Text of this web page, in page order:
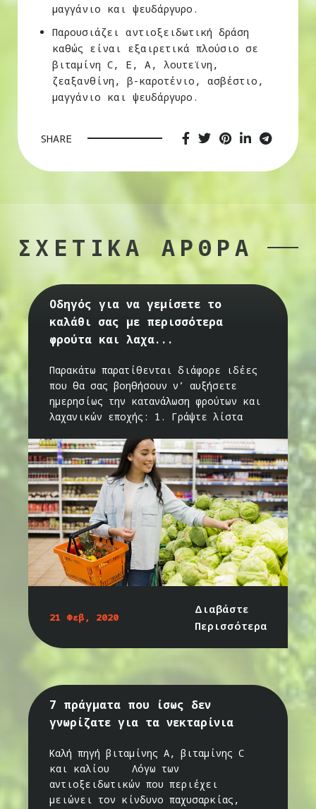
μαγγάνιο και ψευδάργυρο.
Παρουσιάζει αντιοξειδωτική δράση
καθώς είναι εξαιρετικά πλούσιο σε
βιταμίνη C, E, Α, λουτεϊνη,
ζεαξανθίνη, β-καροτένιο, ασβέστιο,
μαγγάνιο και ψευδάργυρο.
SHARE
ΣΧΕΤΙΚΑ ΑΡΘΡΑ
Οδηγός για να γεμίσετε το
καλάθι σας με περισσότερα
φρούτα και λαχα...
Παρακάτω παρατίθενται διάφορε ιδέες
που θα σας βοηθήσουν ν’ αυξήσετε
ημερησίως την κατανάλωση φρούτων και
λαχανικών εποχής: 1. Γράψτε λίστα
21 Φεβ, 2020
Διαβάστε
Περισσότερα
7 πράγματα που ίσως δεν
γνωρίζατε για τα νεκταρίνια
Καλή πηγή βιταμίνης Α, βιταμίνης C
και καλίου Λόγω των
αντιοξειδωτικών που περιέχει
μειώνει τον κίνδυνο παχυσαρκίας,